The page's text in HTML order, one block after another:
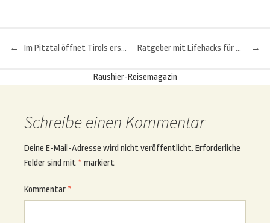
Beitragsnavigation
← Im Pitztal öffnet Tirols erster Skitourenpark →
Ratgeber mit Lifehacks für unterwegs: Wie ein Haargummi jede Reise rettet
Raushier-Reisemagazin
Schreibe einen Kommentar
Deine E-Mail-Adresse wird nicht veröffentlicht. Erforderliche
Felder sind mit * markiert
Kommentar *